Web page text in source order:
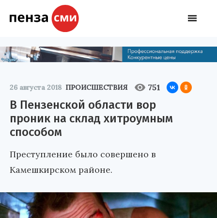
26 августа 2018 ПРОИСШЕСТВИЯ 751
В Пензенской области вор
проник на склад хитроумным
способом
Преступление было совершено в
Камешкирском районе.